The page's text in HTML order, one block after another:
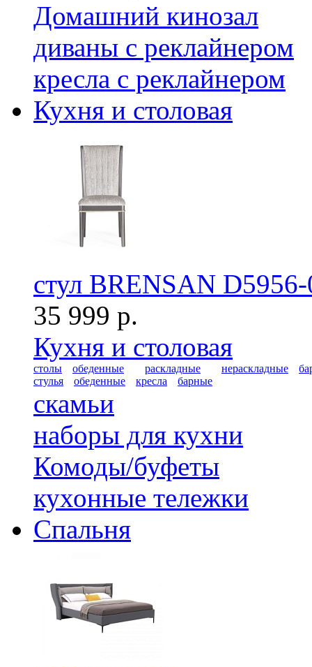
Домашний кинозал
диваны с реклайнером
кресла с реклайнером
Кухня и столовая
стул BRENSAN
35 999 р.
Кухня и столовая
столы обеденные раскладные нераскладные
стулья
обеденные кресла барные
скамьи
наборы для кухни
Комоды/буфеты
кухонные тележки
Спальня